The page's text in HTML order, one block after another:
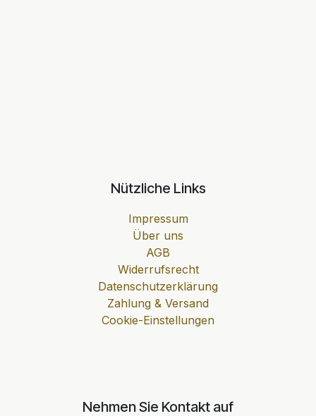
Nützliche Links
Impressum
Über uns
AGB
Widerrufsrecht
Datenschutzerklärung
Zahlung & Versand
Cookie-Einstellungen
Nehmen Sie Kontakt auf